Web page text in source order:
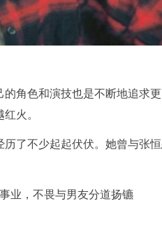
角色和演技也是不断地追求
火。
了不少起起伏伏。她曾与张